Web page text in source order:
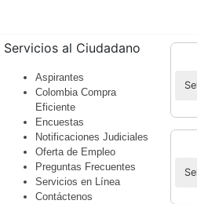
Servicios al Ciudadano
Aspirantes
Colombia Compra
Eficiente
Encuestas
Notificaciones Judiciales
Oferta de Empleo
Preguntas Frecuentes
Servicios en Línea
Contáctenos